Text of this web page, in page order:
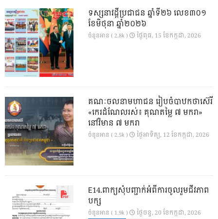
ទស្សនាវដ្ដីប្រជាជន ឆ្នាំទី២៦ លេខ៣០១
ខែមិថុនា ឆ្នាំ២០២៦
ចំនួនអាន ( 2.8k ) ថ្ងៃ​ពុធ, 15 ខែ​កក្កដា, 2026
គណៈចលនាមហាជន រៀបចំបាឋកថាស៊េរី
«កេរដំណែលរស់៖ គុណតម្លៃ ៧ មករា»
នៅវិមាន ៧ មករា
ចំនួនអាន ( 2.5k ) ថ្ងៃ​អាទិត្យ, 12 ខែ​កក្កដា, 2026
E14.ពាក្យសុំបញ្ជាក់អំពីការចូលរួមជីវភាព
បក្ស
ចំនួនអាន ( 1.9k ) ថ្ងៃ​ចន្ទ, 20 ខែ​កក្កដា, 2026